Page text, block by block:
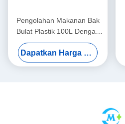
Pengolahan Makanan Bak
Bulat Plastik 100L Dengan
Struktur Tinggi / Rendah
LLDPE Cetakan Rotasi
Dapatkan Harga Terbaik